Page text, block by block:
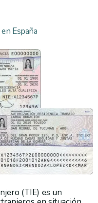
España
(TIE) es un